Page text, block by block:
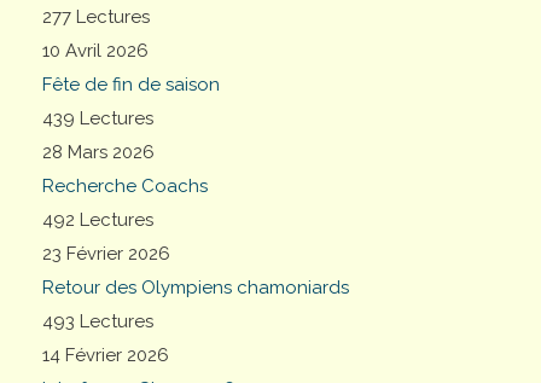
277 Lectures
10 Avril 2026
Fête de fin de saison
439 Lectures
28 Mars 2026
Recherche Coachs
492 Lectures
23 Février 2026
Retour des Olympiens chamoniards
493 Lectures
14 Février 2026